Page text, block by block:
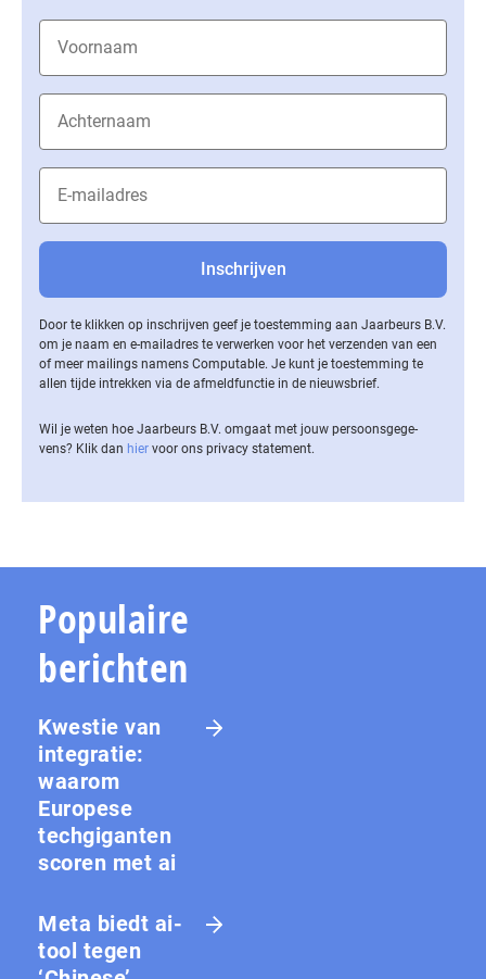
Door te klikken op inschrijven geef je toestemming aan Jaarbeurs B.V.
om je naam en e-mailadres te verwerken voor het verzenden van een
of meer mailings namens Computable. Je kunt je toestemming te
allen tijde intrekken via de af­meld­func­tie in de nieuwsbrief.
Wil je weten hoe Jaarbeurs B.V. omgaat met jouw per­soons­ge­ge­
vens? Klik dan hier voor ons privacy statement.
Populaire
berichten
Kwestie van
integratie:
waarom
Europese
techgiganten
scoren met ai
Meta biedt ai-
tool tegen